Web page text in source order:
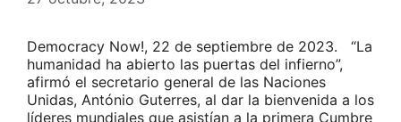
Democracy Now!, 22 de septiembre de 2023. “La
humanidad ha abierto las puertas del infierno”,
afirmó el secretario general de las Naciones
Unidas, António Guterres, al dar la bienvenida a los
líderes mundiales que asistían a la primera Cumbre